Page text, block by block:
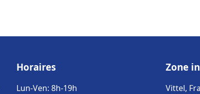
Horaires
Lun-Ven: 8h-19h
Zone
Vittel,